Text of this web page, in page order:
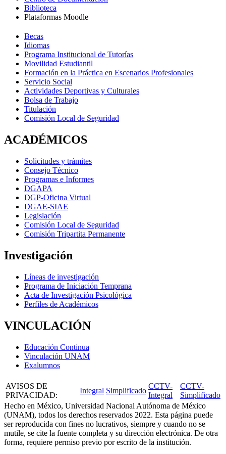
Biblioteca
Plataformas Moodle
Becas
Idiomas
Programa Institucional de Tutorías
Movilidad Estudiantil
Formación en la Práctica en Escenarios Profesionales
Servicio Social
Actividades Deportivas y Culturales
Bolsa de Trabajo
Titulación
Comisión Local de Seguridad
ACADÉMICOS
Solicitudes y trámites
Consejo Técnico
Programas e Informes
DGAPA
DGP-Oficina Virtual
DGAE-SIAE
Legislación
Comisión Local de Seguridad
Comisión Tripartita Permanente
Investigación
Líneas de investigación
Programa de Iniciación Temprana
Acta de Investigación Psicológica
Perfiles de Académicos
VINCULACIÓN
Educación Continua
Vinculación UNAM
Exalumnos
AVISOS DE
PRIVACIDAD:
Integral Simplificado
CCTV-
Integral
CCTV-
Simplificado
Hecho en México, Universidad Nacional Autónoma de México
(UNAM), todos los derechos reservados 2022. Esta página puede
ser reproducida con fines no lucrativos, siempre y cuando no se
mutile, se cite la fuente completa y su dirección electrónica. De otra
forma, requiere permiso previo por escrito de la institución.